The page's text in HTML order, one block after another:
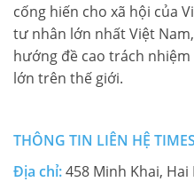
cống hiến cho xã hội của
tư nhân lớn nhất Việt
hướng đề cao trách
lớn trên thế giới.
THÔNG TIN LIÊN HỆ
Địa chỉ:458 Minh Khai,